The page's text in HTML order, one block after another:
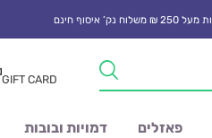
GIFT CARD
פאזלים דמויות ובובות